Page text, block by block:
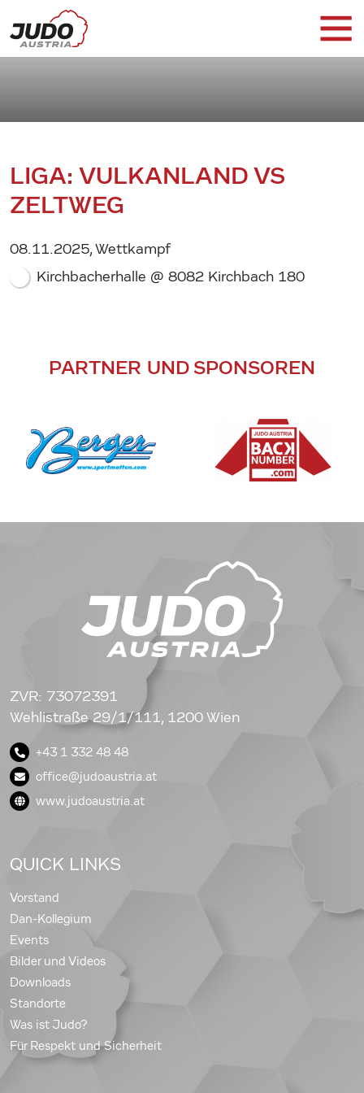
LIGA: VULKANLAND VS
ZELTWEG
08.11.2025, Wettkampf
Kirchbacherhalle @ 8082 Kirchbach 180
PARTNER UND SPONSOREN
ZVR: 73072391
Wehlistraße 29/1/111, 1200 Wien
+43 1 332 48 48
office@judoaustria.at
www.judoaustria.at
QUICK LINKS
Vorstand
Dan-Kollegium
Events
Bilder und Videos
Downloads
Standorte
Was ist Judo?
Für Respekt und Sicherheit